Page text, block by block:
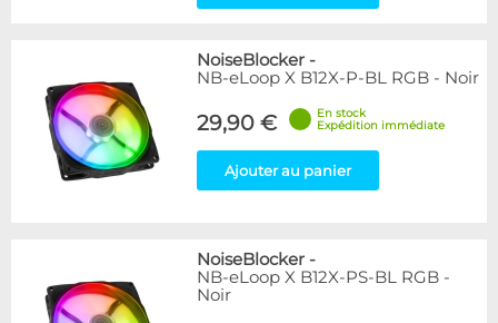
NoiseBlocker -
NB-eLoop X B12X-P-BL RGB - Noir
29,90 €
En stock
Expédition immédiate
Ajouter au panier
NoiseBlocker -
NB-eLoop X B12X-PS-BL RGB -
Noir